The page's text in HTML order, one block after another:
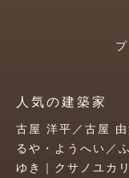
人気の建築家
古屋 洋平／古屋 由
るや・ようへい／
ゆき｜クサノユカ